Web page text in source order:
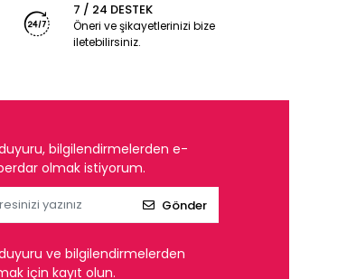
7 / 24 DESTEK
Öneri ve şikayetlerinizi bize
iletebilirsiniz.
bilgilendirmelerden e-
olmak istiyorum.
Gönder
ve bilgilendirmelerden
için kayıt olun.